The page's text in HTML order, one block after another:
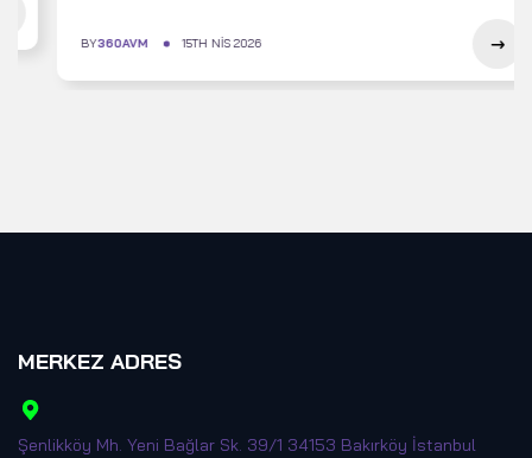
360AVM 15TH NIS 2026
MERKEZ ADRES
Şenlikköy Mh. Yeni Bağlar Sk. 39/1 34153 Bakırköy İstanbul